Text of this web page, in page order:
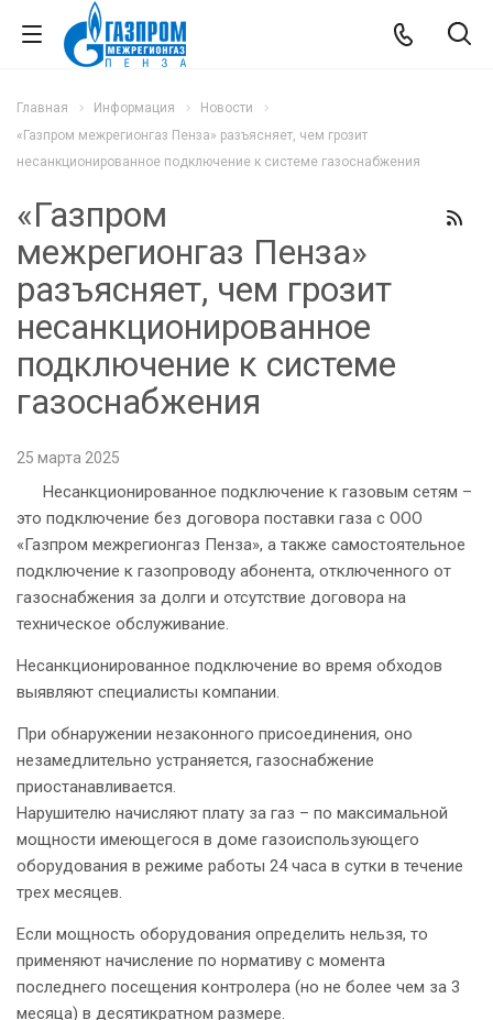
Главная Информация
Новости
«Газпром межрегионгаз Пенза» разъясняет, чем грозит
несанкционированное подключение к системе газоснабжения
«Газпром
межрегионгаз Пенза»
разъясняет, чем грозит
несанкционированное
подключение к системе
газоснабжения
25 марта 2025
Несанкционированное подключение к газовым сетям –
это подключение без договора поставки газа с ООО
«Газпром межрегионгаз Пенза», а также самостоятельное
подключение к газопроводу абонента, отключенного от
газоснабжения за долги и отсутствие договора на
техническое обслуживание.
Несанкционированное подключение во время обходов
выявляют специалисты компании.
При обнаружении незаконного присоединения, оно
незамедлительно устраняется, газоснабжение
приостанавливается.
Нарушителю начисляют плату за газ – по максимальной
мощности имеющегося в доме газоиспользующего
оборудования в режиме работы 24 часа в сутки в течение
трех месяцев.
Если мощность оборудования определить нельзя, то
применяют начисление по нормативу с момента
последнего посещения контролера (но не более чем за 3
месяца) в десятикратном размере.